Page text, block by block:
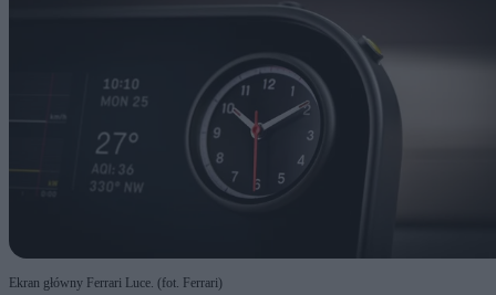
Ekran główny Ferrari Luce. (fot. Ferrari)